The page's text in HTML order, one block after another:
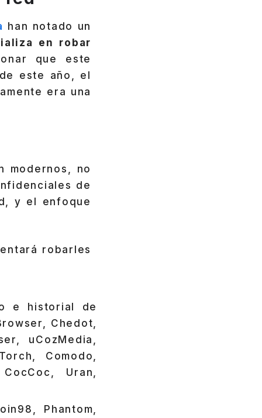
han notado un
en robar
que este
este año, el
era una
modernos, no
de
y el enfoque
robarles
e historial de
Chedot,
uCozMedia,
Comodo,
Uran,
Phantom,